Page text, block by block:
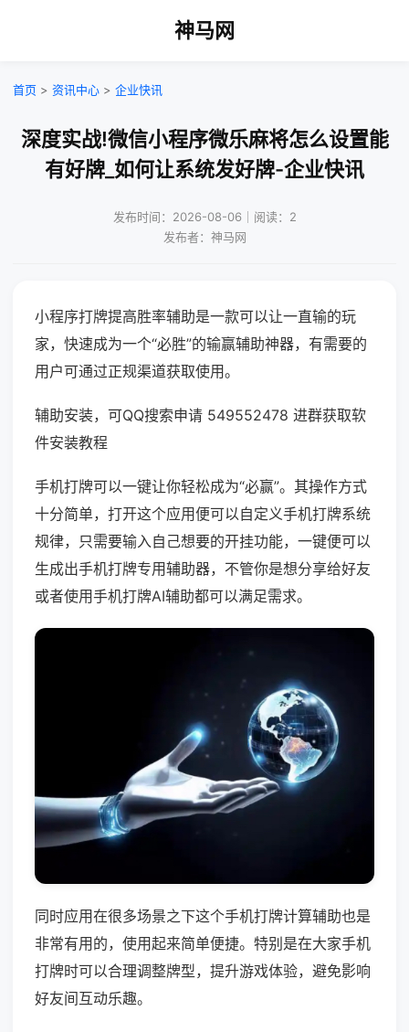
神马网
首页 > 资讯中心 > 企业快讯
深度实战!微信小程序微乐麻将怎么设置能
有好牌_如何让系统发好牌-企业快讯
发布时间：2026-08-06｜阅读：2
发布者：神马网
小程序打牌提高胜率辅助是一款可以让一直输的玩
家，快速成为一个“必胜”的输赢辅助神器，有需要的
用户可通过正规渠道获取使用。
辅助安装，可QQ搜索申请 549552478 进群获取软
件安装教程
手机打牌可以一键让你轻松成为“必赢”。其操作方式
十分简单，打开这个应用便可以自定义手机打牌系统
规律，只需要输入自己想要的开挂功能，一键便可以
生成出手机打牌专用辅助器，不管你是想分享给好友
或者使用手机打牌AI辅助都可以满足需求。
同时应用在很多场景之下这个手机打牌计算辅助也是
非常有用的，使用起来简单便捷。特别是在大家手机
打牌时可以合理调整牌型，提升游戏体验，避免影响
好友间互动乐趣。